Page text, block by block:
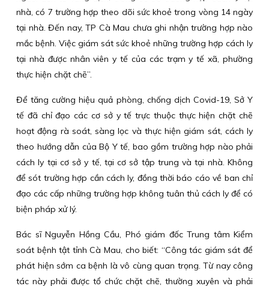
nhà, có 7 trường hợp theo dõi sức khoẻ trong vòng 14 ngày
tại nhà. Đến nay, TP Cà Mau chưa ghi nhận trường hợp nào
mắc bệnh. Việc giám sát sức khoẻ những trường hợp cách ly
tại nhà được nhân viên y tế của các trạm y tế xã, phường
thực hiện chặt chẽ”.
Để tăng cường hiệu quả phòng, chống dịch Covid-19, Sở Y
tế đã chỉ đạo các cơ sở y tế trực thuộc thực hiện chặt chẽ
hoạt động rà soát, sàng lọc và thực hiện giám sát, cách ly
theo hướng dẫn của Bộ Y tế, bao gồm trường hợp nào phải
cách ly tại cơ sở y tế, tại cơ sở tập trung và tại nhà. Không
để sót trường hợp cần cách ly, đồng thời báo cáo về ban chỉ
đạo các cấp những trường hợp không tuân thủ cách ly để có
biện pháp xử lý.
Bác sĩ Nguyễn Hồng Cầu, Phó giám đốc Trung tâm Kiểm
soát bệnh tật tỉnh Cà Mau, cho biết: “Công tác giám sát để
phát hiện sớm ca bệnh là vô cùng quan trọng. Từ nay công
tác này phải được tổ chức chặt chẽ, thường xuyên và phải